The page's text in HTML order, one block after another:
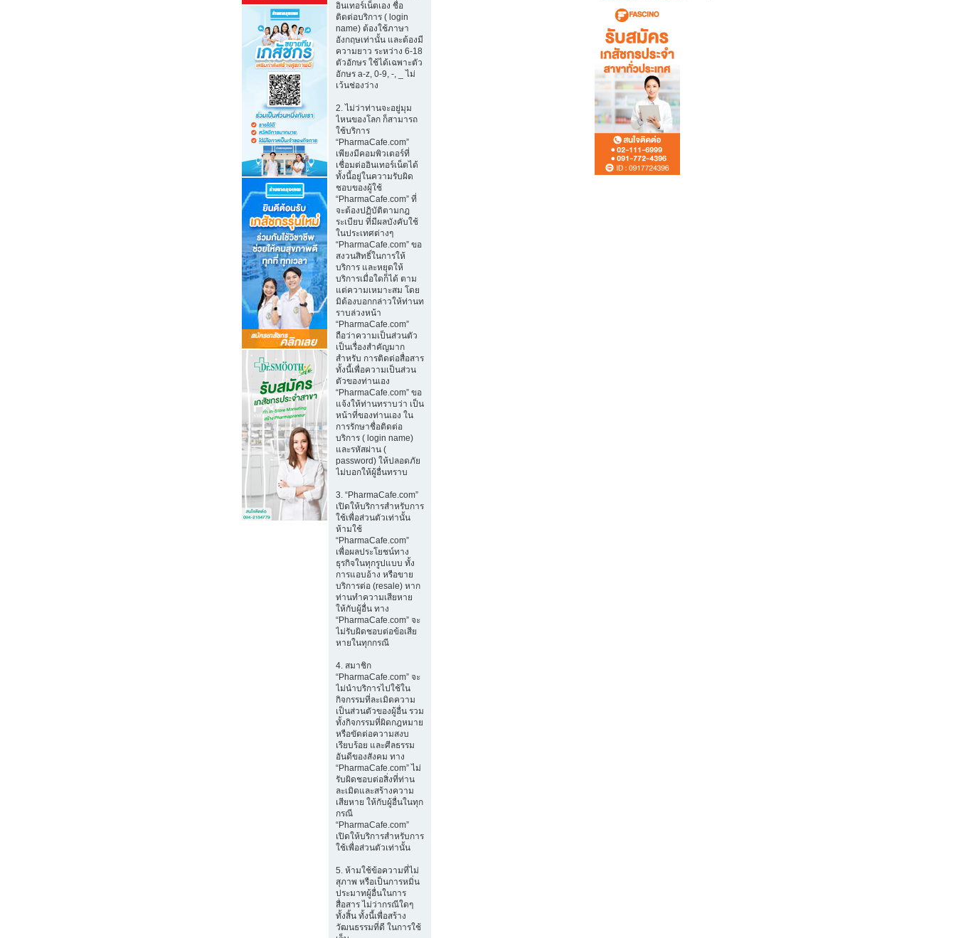
อินเทอร์เน็ตเอง ชื่อ
ติดต่อบริการ ( login
name) ต้องใช้ภาษา
อังกฤษเท่านั้น และต้องมี
ความยาว ระหว่าง 6-18
ตัวอักษร ใช้ได้เฉพาะตัว
อักษร a-z, 0-9, -, _ ไม่
เว้นช่องว่าง
2. ไม่ว่าท่านจะอยู่มุม
ไหนของโลก ก็สามารถ
ใช้บริการ
“PharmaCafe.com”
เพียงมีคอมพิวเตอร์ที่
เชื่อมต่ออินเทอร์เน็ตได้
ทั้งนี้อยู่ในความรับผิด
ชอบของผู้ใช้
“PharmaCafe.com” ที่
จะต้องปฏิบัติตามกฎ
ระเบียบ ที่มีผลบังคับใช้
ในประเทศต่างๆ
“PharmaCafe.com” ขอ
สงวนสิทธิ์ในการให้
บริการ และหยุดให้
บริการเมื่อใดก็ได้ ตาม
แต่ความเหมาะสม โดย
มิต้องบอกกล่าวให้ท่านท
ราบล่วงหน้า
“PharmaCafe.com”
ถือว่าความเป็นส่วนตัว
เป็นเรื่องสำคัญมาก
สำหรับ การติดต่อสื่อสาร
ทั้งนี้เพื่อความเป็นส่วน
ตัวของท่านเอง
“PharmaCafe.com” ขอ
แจ้งให้ท่านทราบว่า เป็น
หน้าที่ของท่านเอง ใน
การรักษาชื่อติดต่อ
บริการ ( login name)
และรหัสผ่าน (
password) ให้ปลอดภัย
ไม่บอกให้ผู้อื่นทราบ
3. “PharmaCafe.com”
เปิดให้บริการสำหรับการ
ใช้เพื่อส่วนตัวเท่านั้น
ห้ามใช้
“PharmaCafe.com”
เพื่อผลประโยชน์ทาง
ธุรกิจในทุกรูปแบบ ทั้ง
การแอบอ้าง หรือขาย
บริการต่อ (resale) หาก
ท่านทำความเสียหาย
ให้กับผู้อื่น ทาง
“PharmaCafe.com” จะ
ไม่รับผิดชอบต่อข้อเสีย
หายในทุกกรณี
4. สมาชิก
“PharmaCafe.com” จะ
ไม่นำบริการไปใช้ใน
กิจกรรมที่ละเมิดความ
เป็นส่วนตัวของผู้อื่น รวม
ทั้งกิจกรรมที่ผิดกฎหมาย
หรือขัดต่อความสงบ
เรียบร้อย และศีลธรรม
อันดีของสังคม ทาง
“PharmaCafe.com” ไม่
รับผิดชอบต่อสิ่งที่ท่าน
ละเมิดและสร้างความ
เสียหาย ให้กับผู้อื่นในทุก
กรณี
“PharmaCafe.com”
เปิดให้บริการสำหรับการ
ใช้เพื่อส่วนตัวเท่านั้น
5. ห้ามใช้ข้อความที่ไม่
สุภาพ หรือเป็นการหมิ่น
ประมาทผู้อื่นในการ
สื่อสาร ไม่ว่ากรณีใดๆ
ทั้งสิ้น ทั้งนี้เพื่อสร้าง
วัฒนธรรมที่ดี ในการใช้